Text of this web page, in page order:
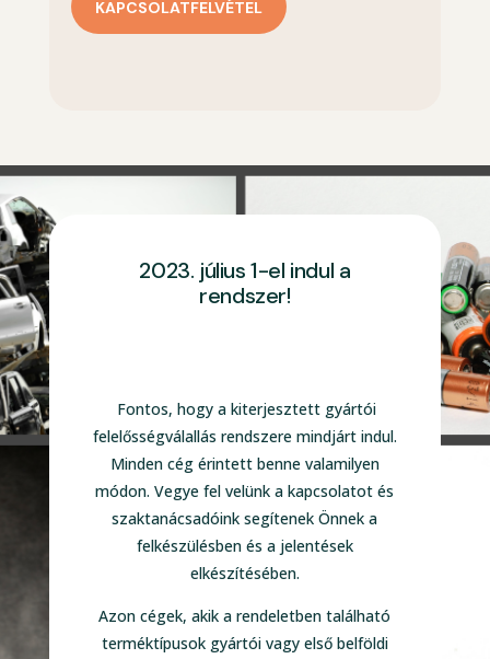
KAPCSOLATFELVÉTEL
2023. július 1-el indul a
rendszer!
Fontos, hogy a kiterjesztett gyártói
felelősségválallás rendszere mindjárt indul.
Minden cég érintett benne valamilyen
módon. Vegye fel velünk a kapcsolatot és
szaktanácsadóink segítenek Önnek a
felkészülésben és a jelentések
elkészítésében.
Azon cégek, akik a rendeletben található
terméktípusok gyártói vagy első belföldi